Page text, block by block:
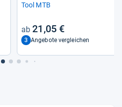
Tool MTB
21,05 €
3 Angebote vergleichen